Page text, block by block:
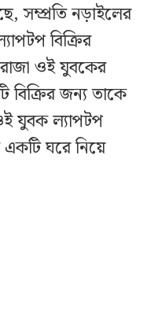
সম্প্রতি নড়াইলের
বিক্রির
রাজা ওই যুবকের
বিক্রির জন্য তাকে
যুবক ল্যাপটপ
ঘরে নিয়ে